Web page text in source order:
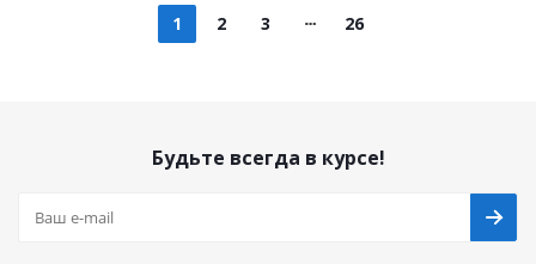
1 2 3 26
Будьте всегда в курсе!